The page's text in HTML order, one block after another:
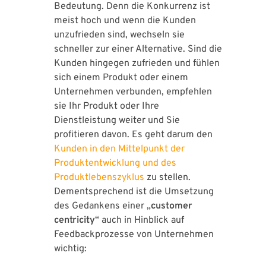
Bedeutung. Denn die Konkurrenz ist
meist hoch und wenn die Kunden
unzufrieden sind, wechseln sie
schneller zur einer Alternative. Sind die
Kunden hingegen zufrieden und fühlen
sich einem Produkt oder einem
Unternehmen verbunden, empfehlen
sie Ihr Produkt oder Ihre
Dienstleistung weiter und Sie
profitieren davon. Es geht darum den
Kunden in den Mittelpunkt der
Produktentwicklung und des
Produktlebenszyklus zu stellen.
Dementsprechend ist die Umsetzung
des Gedankens einer „customer
centricity“ auch in Hinblick auf
Feedbackprozesse von Unternehmen
wichtig: